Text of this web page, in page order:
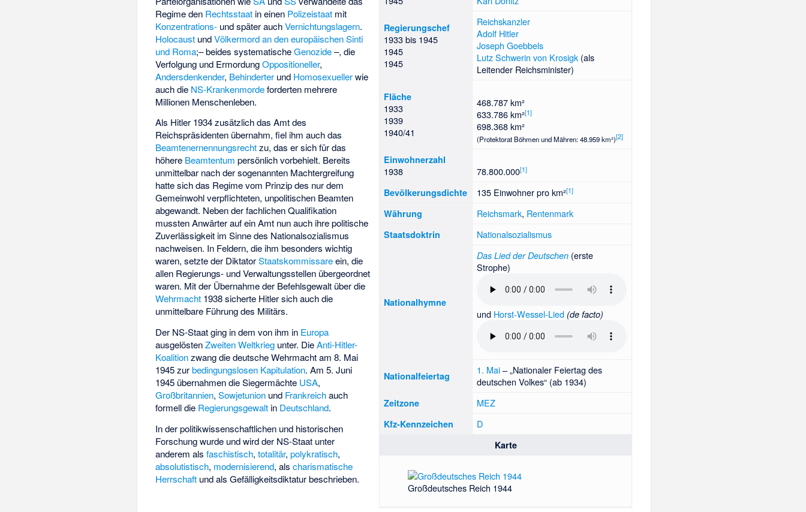
Regierungschef
1933 bis 1945
1945
1945
Reichskanzler
Adolf Hitler
Joseph Goebbels
Lutz Schwerin von Krosigk (als
Leitender Reichsminister)
Fläche
1933
1939
1940/41
468.787 km²
633.786 km²[1]
698.368 km²
(Protektorat Böhmen und Mähren: 48.959 km²)[2]
Einwohnerzahl
1938 78.800.000[1]
Bevölkerungsdichte 135 Einwohner pro km²[1]
Währung Reichsmark, Rentenmark
Staatsdoktrin Nationalsozialismus
Nationalhymne
Das Lied der Deutschen (erste
Strophe)
und Horst-Wessel-Lied (de facto)
Nationalfeiertag 1. Mai– „Nationaler Feiertag des
deutschen Volkes“ (ab 1934)
Zeitzone MEZ
Kfz-Kennzeichen D
Karte
Großdeutsches Reich 1944
Regime den Rechtsstaat in einen Polizeistaat mit
Konzentrations- und später auchVernichtungslagern.
Holocaust undVölkermord an den europäischen Sinti
und Roma;– beides systematischeGenozide–, die
Verfolgung und ErmordungOppositioneller,
Andersdenkender, Behinderter und Homosexuellerwie
auch die NS-Krankenmordeforderten mehrere
Millionen Menschenleben.
Als Hitler 1934 zusätzlich das Amt des
Reichspräsidenten übernahm, fiel ihm auch das
Beamtenernennungsrechtzu, das er sich für das
höhere Beamtentum persönlich vorbehielt. Bereits
unmittelbar nach der sogenannten Machtergreifung
hatte sich das Regime vom Prinzip des nur dem
Gemeinwohl verpflichteten, unpolitischen Beamten
abgewandt. Neben der fachlichen Qualifikation
mussten Anwärter auf ein Amt nun auch ihre politische
Zuverlässigkeit im Sinne des Nationalsozialismus
nachweisen. In Feldern, die ihm besonders wichtig
waren, setzte der DiktatorStaatskommissareein, die
allen Regierungs- und Verwaltungsstellen übergeordnet
waren. Mit der Übernahme der Befehlsgewalt über die
Wehrmacht 1938 sicherte Hitler sich auch die
unmittelbare Führung des Militärs.
Der NS-Staat ging in dem von ihm in Europa
ausgelöstenZweiten Weltkrieg unter. DieAnti-Hitler-
Koalitionzwang die deutsche Wehrmacht am 8. Mai
1945 zurbedingungslosen Kapitulation. Am 5. Juni
1945 übernahmen die Siegermächte USA,
Großbritannien,Sowjetunion und Frankreichauch
formell die Regierungsgewalt in Deutschland.
In der politikwissenschaftlichen und historischen
Forschung wurde und wird der NS-Staat unter
anderem alsfaschistisch,totalitär,polykratisch,
absolutistisch, modernisierend, alscharismatische
Herrschaft und als Gefälligkeitsdiktatur beschrieben.